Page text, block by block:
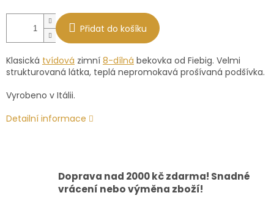
Přidat do košíku
Klasická tvídová zimní 8-dílná bekovka od Fiebig. Velmi
strukturovaná látka, teplá nepromokavá prošívaná podšívka.
Vyrobeno v Itálii.
Detailní informace
Doprava nad 2000 kč zdarma! Snadné
vrácení nebo výměna zboží!